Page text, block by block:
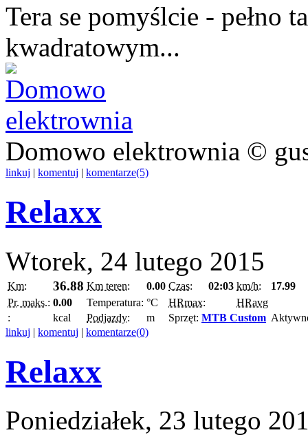
Tera se pomyślcie - pełno
kwadratowym...
Domowo elektrownia ©
linkuj | komentuj | komentarze(5)
Relaxx
Wtorek, 24 lutego 2015
Km: 36.88 Km teren: 0.00 Czas: 02:03 km/h:
17.99
Pr. maks.: 0.00 Temperatura: °C HRmax:
HRavg
:
kcal Podjazdy: m Sprzęt: MTB Custom
linkuj | komentuj | komentarze(0)
Relaxx
Poniedziałek, 23 lutego